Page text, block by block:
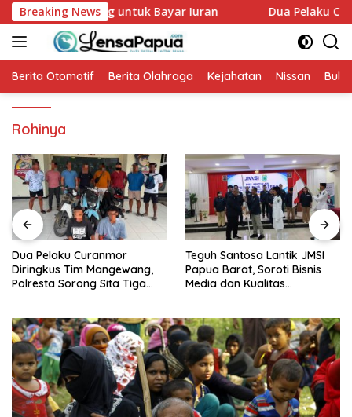
Langsung
ke
konten
Breaking News
Bisa Menabung untuk Bayar Iuran Dua Pelaku
Berita Otomotif Berita Olahraga Kejahatan Nissan
Rohinya
Dua Pelaku Curanmor
Diringkus Tim Mangewang,
Polresta Sorong Sita Tiga
Teguh Santosa Lantik JMSI
Papua Barat, Soroti Bisnis
Media dan Kualitas